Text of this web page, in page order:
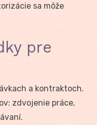
sa môže
pre
a kontraktoch.
zdvojenie práce,